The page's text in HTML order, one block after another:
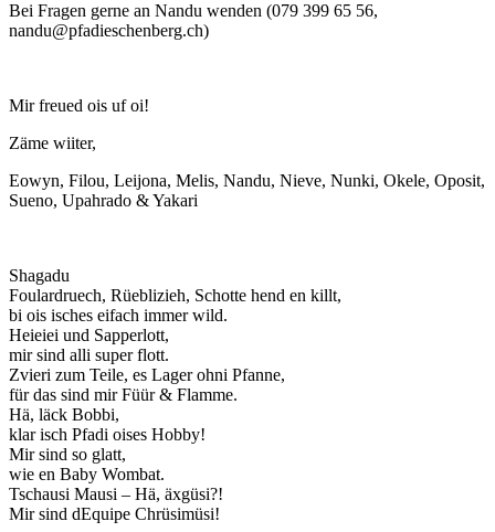
Bei Fragen gerne an Nandu wenden (079 399 65 56,
nandu@pfadieschenberg.ch)
Mir freued ois uf oi!
Zäme wiiter,
Eowyn, Filou, Leijona, Melis, Nandu, Nieve, Nunki, Okele, Oposit,
Sueno, Upahrado & Yakari
Shagadu
Foulardruech, Rüeblizieh, Schotte hend en killt,
bi ois isches eifach immer wild.
Heieiei und Sapperlott,
mir sind alli super flott.
Zvieri zum Teile, es Lager ohni Pfanne,
für das sind mir Füür & Flamme.
Hä, läck Bobbi,
klar isch Pfadi oises Hobby!
Mir sind so glatt,
wie en Baby Wombat.
Tschausi Mausi – Hä, äxgüsi?!
Mir sind dEquipe Chrüsimüsi!